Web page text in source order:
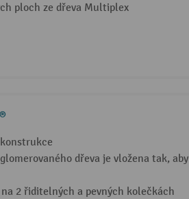
ploch ze dřeva Multiplex
dřeva je vložena tak, aby
na 2 řiditelných a pevných kolečkách